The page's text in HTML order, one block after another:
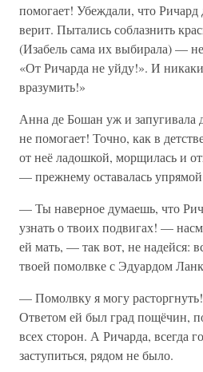
помогает! Убеждали, что
верит. Пытались соблазнить
(Изабель сама их выбирала) —
«От Ричарда не уйду!». И
вразумить!»
Анна де Бошан уж и
не помогает! Точно, как в
от неё ладошкой, морщилась и
— прежнему оставалась
— Ты наверное думаешь, что
узнать о твоих подвигах! —
ей мать, — так вот, не надейся:
твоей помолвке с Эдуардом
— Помолвку я могу
Ответом ей был град пощёчин,
всех сторон. А Ричарда, всегда
заступиться, рядом не было.